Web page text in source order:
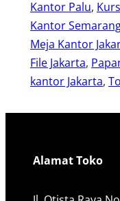
Kantor Palu,
Kantor
Meja Kantor
File Jakarta,
kantor Jakarta,
Alamat Toko